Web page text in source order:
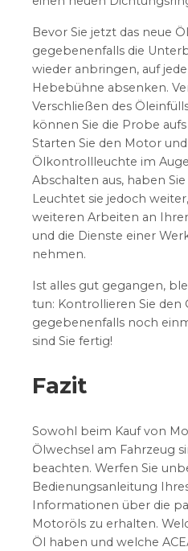
Bevor Sie jetzt das neue
gegebenenfalls die
wieder anbringen, auf
Hebebühne absenken.
Verschließen des
können Sie die Probe
Starten Sie den Motor
Ölkontrollleuchte im
Abschalten aus, haben
Leuchtet sie jedoch
weiteren Arbeiten an
und die Dienste einer
nehmen.
Ist alles gut gegangen,
tun: Kontrollieren Sie den
gegebenenfalls noch
sind Sie fertig!
Fazit
Sowohl beim Kauf von
Ölwechsel am Fahrzeug
beachten. Werfen Sie
Bedienungsanleitung
Informationen über die
Motoröls zu erhalten.
Öl haben und welche